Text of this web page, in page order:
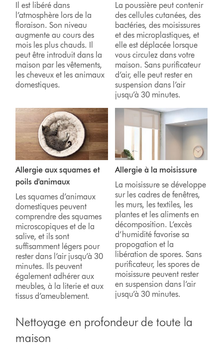
Il est libéré dans
l’atmosphère lors de la
floraison. Son niveau
augmente au cours des
mois les plus chauds. Il
peut être introduit dans la
maison par les vêtements,
les cheveux et les animaux
domestiques.
La poussière peut contenir
des cellules cutanées, des
bactéries, des moisissures
et des microplastiques, et
elle est déplacée lorsque
vous circulez dans votre
maison. Sans purificateur
d’air, elle peut rester en
suspension dans l’air
jusqu’à 30 minutes.
Allergie aux squames et
poils d'animaux
Les squames d’animaux
domestiques peuvent
comprendre des squames
microscopiques et de la
salive, et ils sont
suffisamment légers pour
rester dans l’air jusqu’à 30
minutes. Ils peuvent
également adhérer aux
meubles, à la literie et aux
tissus d’ameublement.
Allergie à la moisissure
La moisissure se développe
sur les cadres de fenêtres,
les murs, les textiles, les
plantes et les aliments en
décomposition. L’excès
d’humidité favorise sa
propogation et la
libération de spores. Sans
purificateur, les spores de
moisissure peuvent rester
en suspension dans l’air
jusqu’à 30 minutes.
Nettoyage en profondeur de toute la
maison